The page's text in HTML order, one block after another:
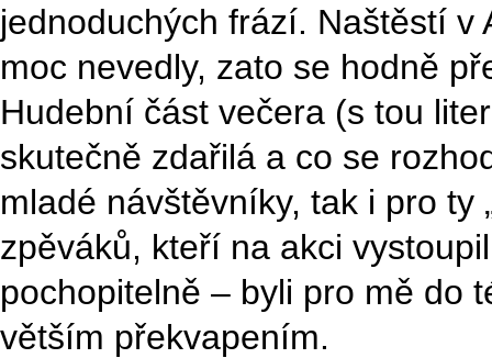
jednoduchých frází. Naštěstí v
moc nevedly, zato se hodně
Hudební část večera (s tou
skutečně zdařilá a co se
mladé návštěvníky, tak i pro ty
zpěváků, kteří na akci
pochopitelně – byli pro mě do
větším překvapením.